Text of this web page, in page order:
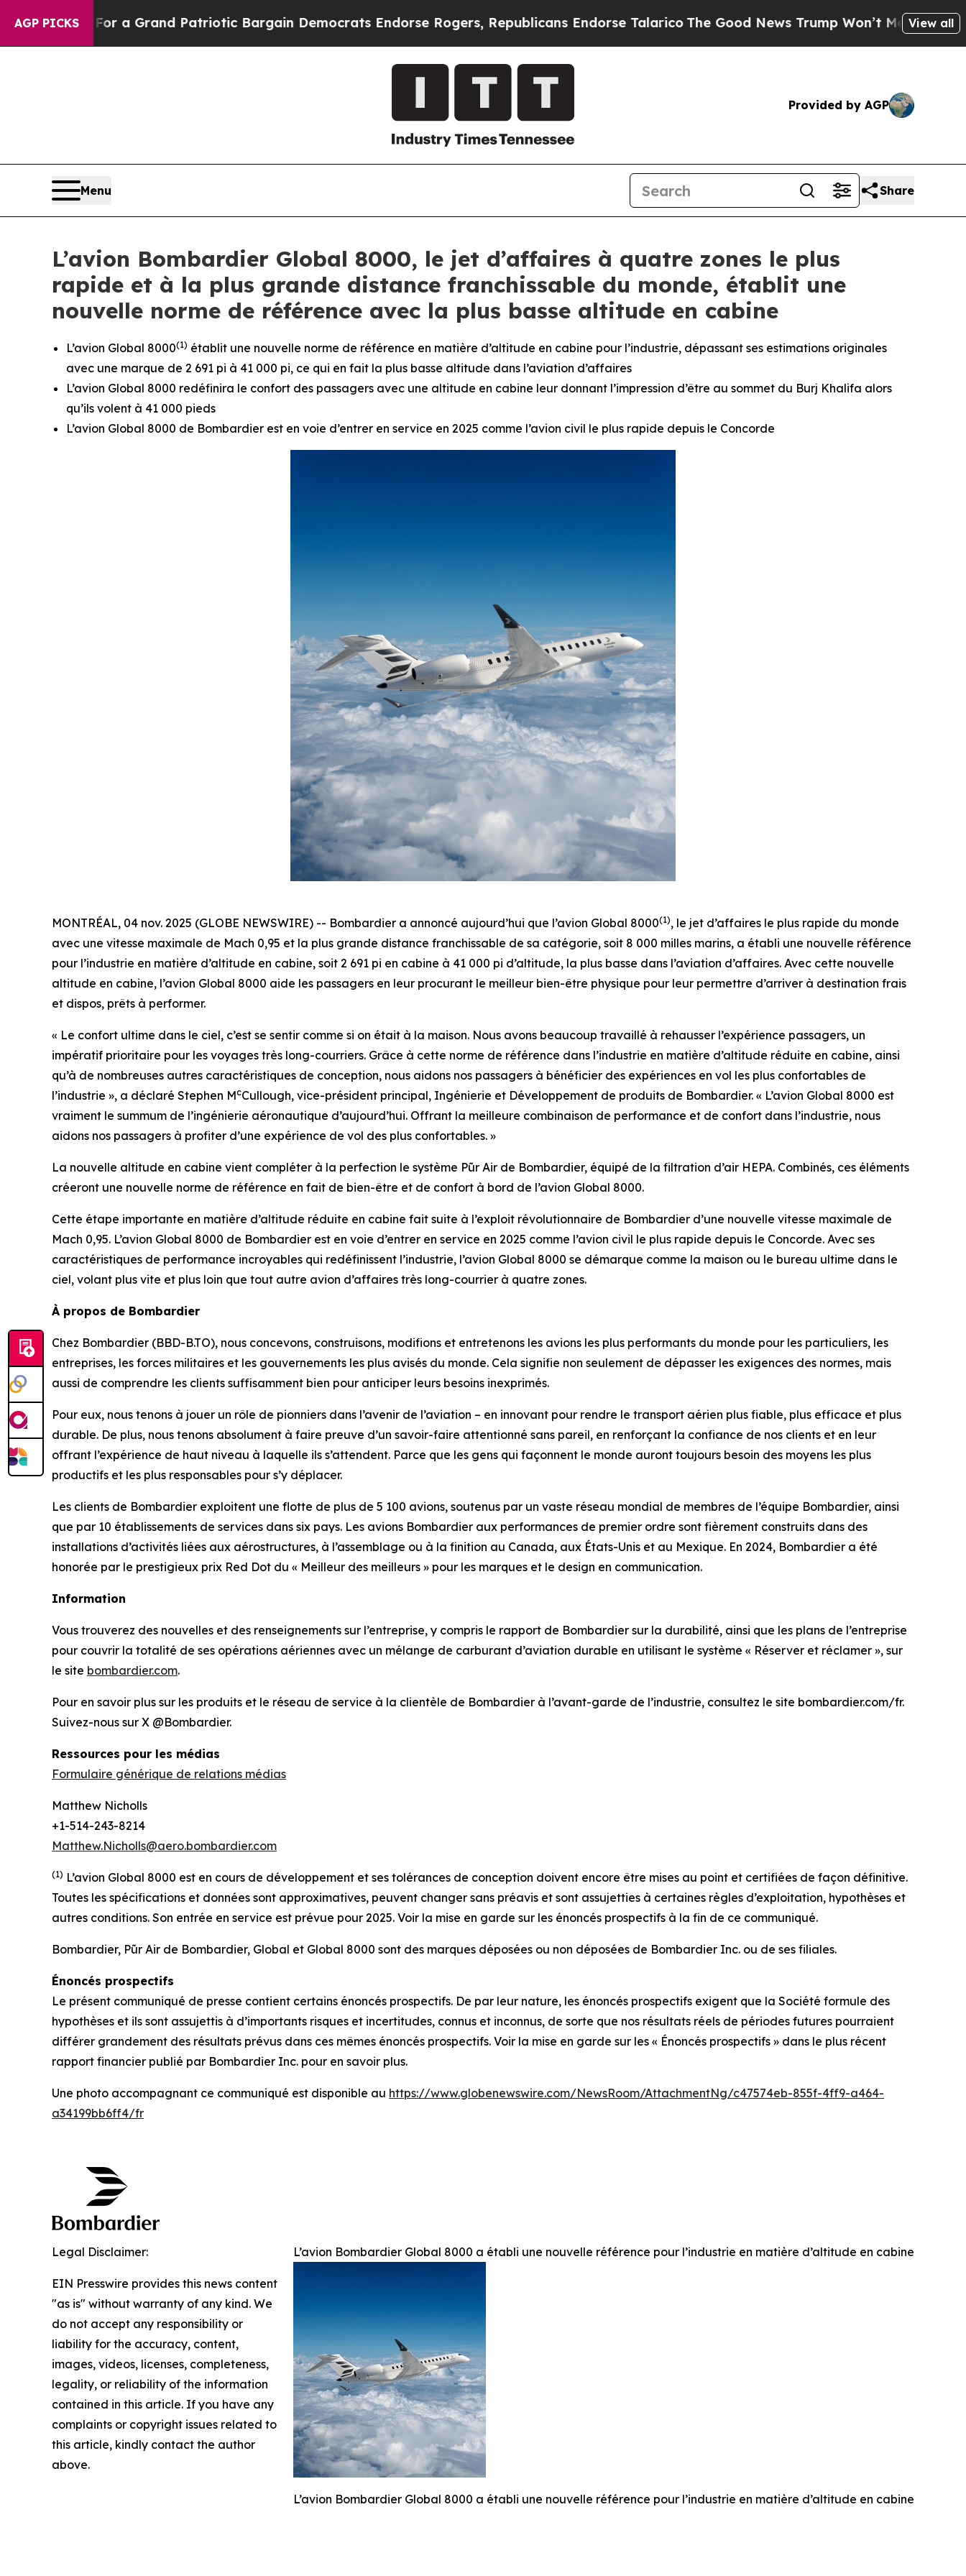
AGP PICKS
a Grand Patriotic Bargain Democrats Endorse Rogers, Republicans Endorse TalaricoThe Good News Trump Won’t Mention: Crime is View all
Provided by AGP
Menu Share
L’avion Bombardier Global 8000, le jet d’affaires à quatre zones le plus
rapide et à la plus grande distance franchissable du monde, établit une
nouvelle norme de référence avec la plus basse altitude en cabine
L’avion Global 8000(1) établit une nouvelle norme de référence en matière d’altitude en cabine pour l’industrie, dépassant ses estimations originales
avec une marque de 2 691 pi à 41 000 pi, ce qui en fait la plus basse altitude dans l’aviation d’affaires
L’avion Global 8000 redéfinira le confort des passagers avec une altitude en cabine leur donnant l’impression d’être au sommet du Burj Khalifa alors
qu’ils volent à 41 000 pieds
L’avion Global 8000 de Bombardier est en voie d’entrer en service en 2025 comme l’avion civil le plus rapide depuis le Concorde
MONTRÉAL, 04 nov. 2025 (GLOBE NEWSWIRE) -- Bombardier a annoncé aujourd’hui que l’avion Global 8000(1), le jet d’affaires le plus rapide du monde
avec une vitesse maximale de Mach 0,95 et la plus grande distance franchissable de sa catégorie, soit 8 000 milles marins, a établi une nouvelle référence
pour l’industrie en matière d’altitude en cabine, soit 2 691 pi en cabine à 41 000 pi d’altitude, la plus basse dans l’aviation d’affaires. Avec cette nouvelle
altitude en cabine, l’avion Global 8000 aide les passagers en leur procurant le meilleur bien-être physique pour leur permettre d’arriver à destination frais
et dispos, prêts à performer.
« Le confort ultime dans le ciel, c’est se sentir comme si on était à la maison. Nous avons beaucoup travaillé à rehausser l’expérience passagers, un
impératif prioritaire pour les voyages très long-courriers. Grâce à cette norme de référence dans l’industrie en matière d’altitude réduite en cabine, ainsi
qu’à de nombreuses autres caractéristiques de conception, nous aidons nos passagers à bénéficier des expériences en vol les plus confortables de
l’industrie », a déclaré Stephen McCullough, vice-président principal, Ingénierie et Développement de produits de Bombardier. « L’avion Global 8000 est
vraiment le summum de l’ingénierie aéronautique d’aujourd’hui. Offrant la meilleure combinaison de performance et de confort dans l’industrie, nous
aidons nos passagers à profiter d’une expérience de vol des plus confortables. »
La nouvelle altitude en cabine vient compléter à la perfection le système Pũr Air de Bombardier, équipé de la filtration d’air HEPA. Combinés, ces éléments
créeront une nouvelle norme de référence en fait de bien-être et de confort à bord de l’avion Global 8000.
Cette étape importante en matière d’altitude réduite en cabine fait suite à l’exploit révolutionnaire de Bombardier d’une nouvelle vitesse maximale de
Mach 0,95. L’avion Global 8000 de Bombardier est en voie d’entrer en service en 2025 comme l’avion civil le plus rapide depuis le Concorde. Avec ses
caractéristiques de performance incroyables qui redéfinissent l’industrie, l’avion Global 8000 se démarque comme la maison ou le bureau ultime dans le
ciel, volant plus vite et plus loin que tout autre avion d’affaires très long-courrier à quatre zones.
À propos de Bombardier
Chez Bombardier (BBD-B.TO), nous concevons, construisons, modifions et entretenons les avions les plus performants du monde pour les particuliers, les
entreprises, les forces militaires et les gouvernements les plus avisés du monde. Cela signifie non seulement de dépasser les exigences des normes, mais
aussi de comprendre les clients suffisamment bien pour anticiper leurs besoins inexprimés.
Pour eux, nous tenons à jouer un rôle de pionniers dans l’avenir de l’aviation – en innovant pour rendre le transport aérien plus fiable, plus efficace et plus
durable. De plus, nous tenons absolument à faire preuve d’un savoir-faire attentionné sans pareil, en renforçant la confiance de nos clients et en leur
offrant l’expérience de haut niveau à laquelle ils s’attendent. Parce que les gens qui façonnent le monde auront toujours besoin des moyens les plus
productifs et les plus responsables pour s’y déplacer.
Les clients de Bombardier exploitent une flotte de plus de 5 100 avions, soutenus par un vaste réseau mondial de membres de l’équipe Bombardier, ainsi
que par 10 établissements de services dans six pays. Les avions Bombardier aux performances de premier ordre sont fièrement construits dans des
installations d’activités liées aux aérostructures, à l’assemblage ou à la finition au Canada, aux États-Unis et au Mexique. En 2024, Bombardier a été
honorée par le prestigieux prix Red Dot du « Meilleur des meilleurs » pour les marques et le design en communication.
Information
Vous trouverez des nouvelles et des renseignements sur l’entreprise, y compris le rapport de Bombardier sur la durabilité, ainsi que les plans de l’entreprise
pour couvrir la totalité de ses opérations aériennes avec un mélange de carburant d’aviation durable en utilisant le système « Réserver et réclamer », sur
le site bombardier.com.
Pour en savoir plus sur les produits et le réseau de service à la clientèle de Bombardier à l’avant-garde de l’industrie, consultez le site bombardier.com/fr.
Suivez-nous sur X @Bombardier.
Ressources pour les médias
Formulaire générique de relations médias
Matthew Nicholls
+1-514-243-8214
Matthew.Nicholls@aero.bombardier.com
(1) L’avion Global 8000 est en cours de développement et ses tolérances de conception doivent encore être mises au point et certifiées de façon définitive.
Toutes les spécifications et données sont approximatives, peuvent changer sans préavis et sont assujetties à certaines règles d’exploitation, hypothèses et
autres conditions. Son entrée en service est prévue pour 2025. Voir la mise en garde sur les énoncés prospectifs à la fin de ce communiqué.
Bombardier, Pũr Air de Bombardier, Global et Global 8000 sont des marques déposées ou non déposées de Bombardier Inc. ou de ses filiales.
Énoncés prospectifs
Le présent communiqué de presse contient certains énoncés prospectifs. De par leur nature, les énoncés prospectifs exigent que la Société formule des
hypothèses et ils sont assujettis à d’importants risques et incertitudes, connus et inconnus, de sorte que nos résultats réels de périodes futures pourraient
différer grandement des résultats prévus dans ces mêmes énoncés prospectifs. Voir la mise en garde sur les « Énoncés prospectifs » dans le plus récent
rapport financier publié par Bombardier Inc. pour en savoir plus.
Une photo accompagnant ce communiqué est disponible au https://www.globenewswire.com/NewsRoom/AttachmentNg/c47574eb-855f-4ff9-a464-
a34199bb6ff4/fr
L’avion Bombardier Global 8000 a établi une nouvelle référence pour l’industrie en matière d’altitude en cabine
L’avion Bombardier Global 8000 a établi une nouvelle référence pour l’industrie en matière d’altitude en cabine
Legal Disclaimer:
EIN Presswire provides this news content
"as is" without warranty of any kind. We
do not accept any responsibility or
liability for the accuracy, content,
images, videos, licenses, completeness,
legality, or reliability of the information
contained in this article. If you have any
complaints or copyright issues related to
this article, kindly contact the author
above.